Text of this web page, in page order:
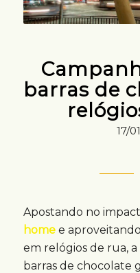
barras de
17/
Apostando no
homee
em relógios de rua, a
barras de chocolate